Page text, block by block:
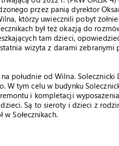
przez panią dyrektor
którzy uwiecznili pobyt
był też okazją do
tam dzieci,
wizyta z darami zebranymi
południe od Wilna. Solecznicki
W tym celu w budynku
i kompletacji
Są to sieroty i dzieci z
Sołecznikach.